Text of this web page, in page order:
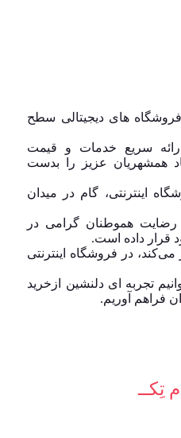
های دیجیتالی سطح
سریع خدمات و قیمت
همشهریان عزیز را بدست
اینترنتی، گام در میدان
هموطنان گرامی در
داده است.
در فروشگاه اینترنتی
تجربه ای دلنشین ازخرید
فراهم آوریم.